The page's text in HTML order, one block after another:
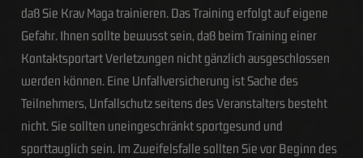
daß Sie Krav Maga trainieren. Das Training erfolgt auf eigene
Gefahr. Ihnen sollte bewusst sein, daß beim Training einer
Kontaktsportart Verletzungen nicht gänzlich ausgeschlossen
werden können. Eine Unfallversicherung ist Sache des
Teilnehmers, Unfallschutz seitens des Veranstalters besteht
nicht. Sie sollten uneingeschränkt sportgesund und
sporttauglich sein. Im Zweifelsfalle sollten Sie vor Beginn des